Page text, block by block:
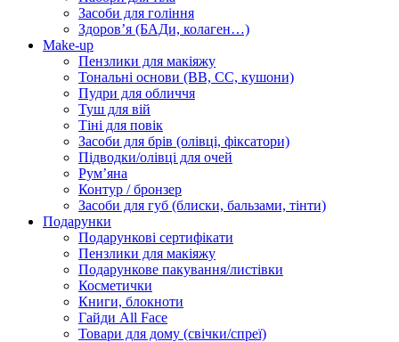
Засоби для гоління
Здоровʼя (БАДи, колаген…)
Make-up
Пензлики для макіяжу
Тональні основи (BB, CC, кушони)
Пудри для обличчя
Туш для вій
Тіні для повік
Засоби для брів (олівці, фіксатори)
Підводки/олівці для очей
Румʼяна
Контур / бронзер
Засоби для губ (блиски, бальзами, тінти)
Подарунки
Подарункові сертифікати
Пензлики для макіяжу
Подарункове пакування/листівки
Косметички
Книги, блокноти
Гайди All Face
Товари для дому (свічки/спреї)